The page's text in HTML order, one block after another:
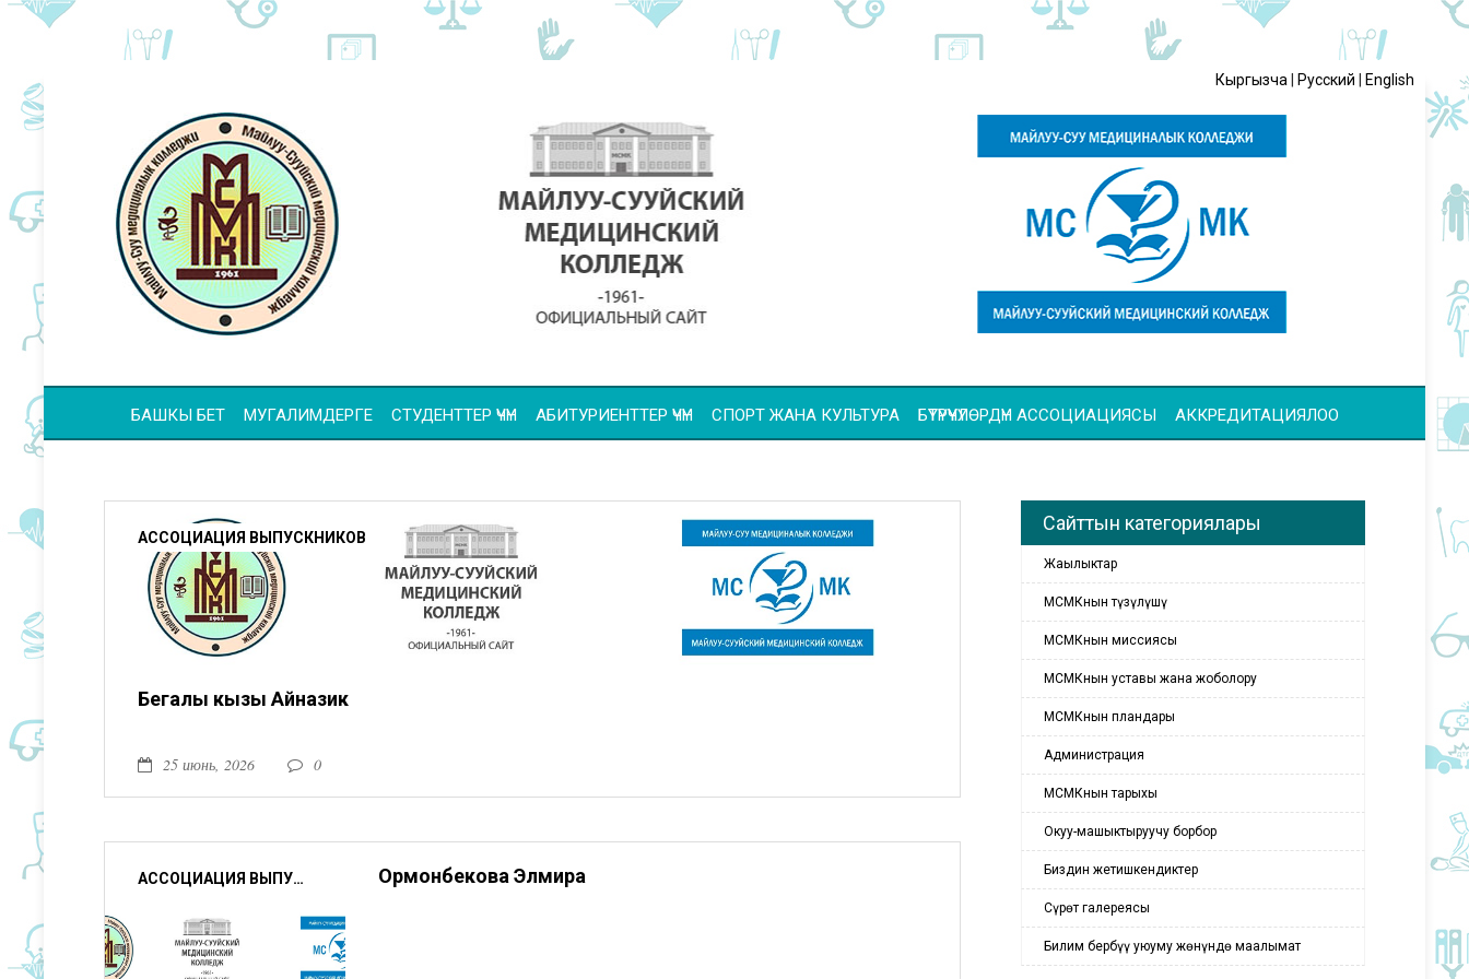
Кыргызча Русский English
БАШКЫ БЕТ МУГАЛИМДЕРГЕ СТУДЕНТТЕР ҮЧҮН АБИТУРИЕНТТЕР ҮЧҮН СПОРТ ЖАНА КУЛЬТУРА БҮТҮРҮҮЧҮЛӨРДҮН АССОЦИАЦИЯСЫ АККРЕДИТАЦИЯЛОО
АССОЦИАЦИЯ ВЫПУСКНИКОВ
Бегалы кызы Айназик
25 июнь, 2026 0
АССОЦИАЦИЯ ВЫПУСКНИКОВ Ормонбекова Элмира
Сайттын категориялары
Жаңылыктар
МСМКнын түзүлүшү
МСМКнын миссиясы
МСМКнын уставы жана жоболору
МСМКнын пландары
Администрация
МСМКнын тарыхы
Окуу-машыктыруучу борбор
Биздин жетишкендиктер
Сүрөт галереясы
Билим бербүү уюуму жөнүндө маалымат